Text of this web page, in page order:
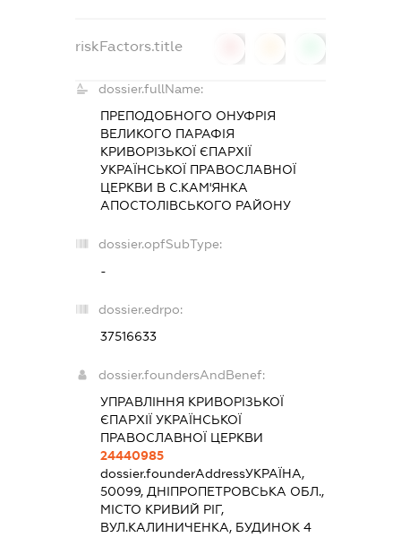
riskFactors.title
dossier.fullName:
ПРЕПОДОБНОГО ОНУФРІЯ
ВЕЛИКОГО ПАРАФІЯ
КРИВОРІЗЬКОЇ ЄПАРХІЇ
УКРАЇНСЬКОЇ ПРАВОСЛАВНОЇ
ЦЕРКВИ В С.КАМ'ЯНКА
АПОСТОЛІВСЬКОГО РАЙОНУ
dossier.opfSubType:
-
dossier.edrpo:
37516633
dossier.foundersAndBenef:
УПРАВЛІННЯ КРИВОРІЗЬКОЇ
ЄПАРХІЇ УКРАЇНСЬКОЇ
ПРАВОСЛАВНОЇ ЦЕРКВИ
24440985
dossier.founderAddressУКРАЇНА,
50099, ДНІПРОПЕТРОВСЬКА ОБЛ.,
МІСТО КРИВИЙ РІГ,
ВУЛ.КАЛИНИЧЕНКА, БУДИНОК 4